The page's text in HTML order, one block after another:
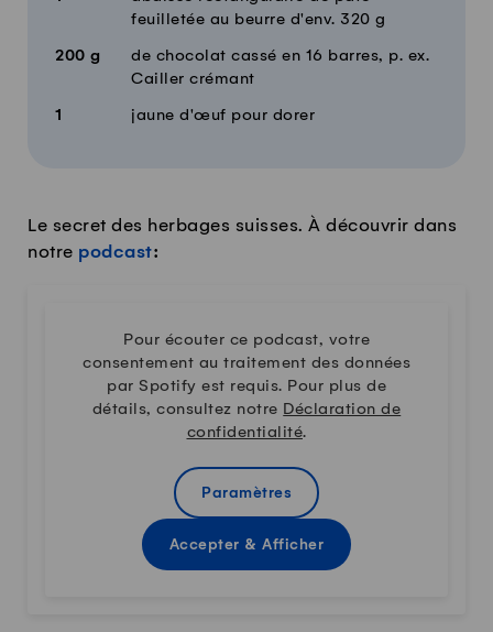
feuilletée au beurre d'env. 320 g
200 g
de chocolat cassé en 16 barres, p. ex.
Cailler crémant
1 jaune d'œuf pour dorer
Le secret des herbages suisses. À découvrir dans
notre podcast:
Pour écouter ce podcast, votre
consentement au traitement des données
par Spotify est requis. Pour plus de
détails, consultez notre Déclaration de
confidentialité.
Paramètres
Accepter & Afficher